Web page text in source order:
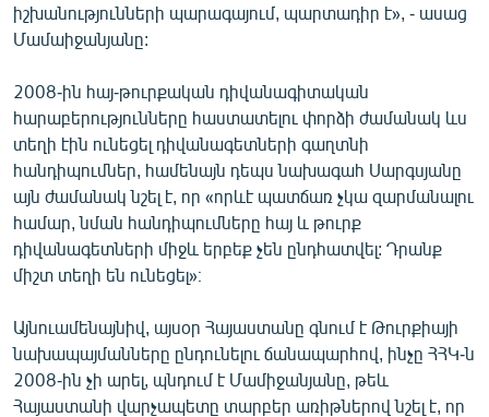
իշխանությունների պարագայում, պարտադիր է», - ասաց
Մամաիջանյանը:
2008-ին հայ-թուրքական դիվանագիտական
հարաբերությունները հաստատելու փորձի ժամանակ ևս
տեղի էին ունեցել դիվանագետների գաղտնի
հանդիպումներ, համենայն դեպս նախագահ Սարգսյանը
այն ժամանակ նշել է, որ «որևէ պատճառ չկա զարմանալու
համար, նման հանդիպումները հայ և թուրք
դիվանագետների միջև երբեք չեն ընդհատվել: Դրանք
միշտ տեղի են ունեցել»։
Այնուամենայնիվ, այսօր Հայաստանը գնում է Թուրքիայի
նախապայմանները ընդունելու ճանապարհով, ինչը ՀՀԿ-ն
2008-ին չի արել, պնդում է Մամիջանյանը, թեև
Հայաստանի վարչապետը տարբեր առիթներով նշել է, որ